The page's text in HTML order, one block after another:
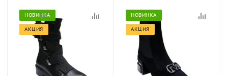
НОВИНКА
АКЦИЯ
НОВИНКА
АКЦИЯ